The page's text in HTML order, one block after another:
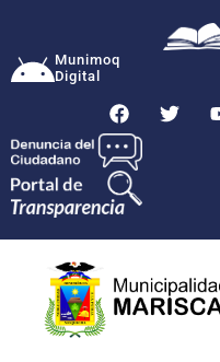
Munimoq
Digital